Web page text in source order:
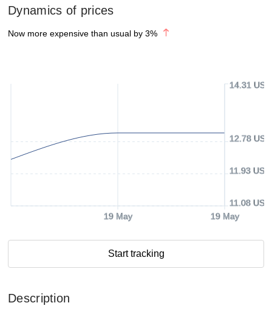
Dynamics of prices
Now more expensive than usual by 3%
19 May 19 May
11.08 USD
11.93 USD
12.78 USD
14.31 USD
Start tracking
Description